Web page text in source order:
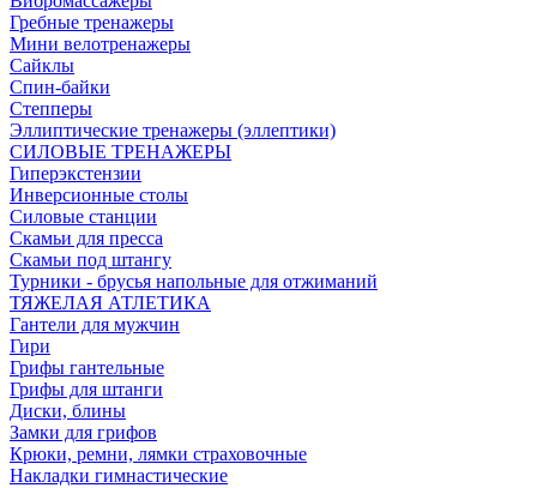
Гребные тренажеры
Мини велотренажеры
Сайклы
Спин-байки
Степперы
Эллиптические тренажеры (эллептики)
СИЛОВЫЕ ТРЕНАЖЕРЫ
Гиперэкстензии
Инверсионные столы
Силовые станции
Скамьи для пресса
Скамьи под штангу
Турники - брусья напольные для отжиманий
ТЯЖЕЛАЯ АТЛЕТИКА
Гантели для мужчин
Гири
Грифы гантельные
Грифы для штанги
Диски, блины
Замки для грифов
Крюки, ремни, лямки страховочные
Накладки гимнастические